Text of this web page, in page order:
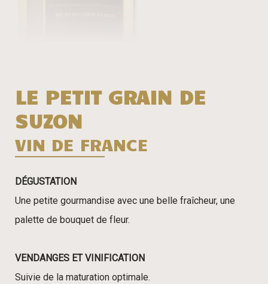
LE PETIT GRAIN DE
SUZON
VIN DE FRANCE
DÉGUSTATION
Une petite gourmandise avec une belle fraîcheur, une
palette de bouquet de fleur.
VENDANGES ET VINIFICATION
Suivie de la maturation optimale.